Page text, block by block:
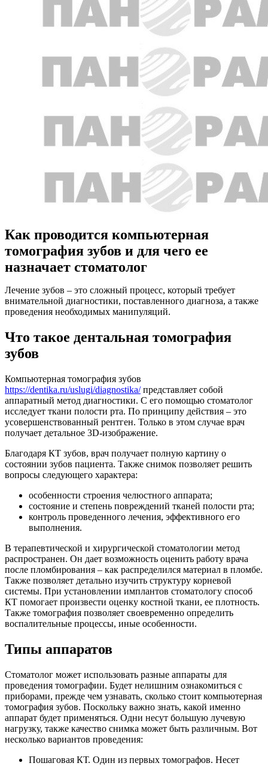
Как проводится компьютерная
томография зубов и для чего ее
назначает стоматолог
Лечение зубов – это сложный процесс, который требует
внимательной диагностики, поставленного диагноза, а также
проведения необходимых манипуляций.
Что такое дентальная томография
зубов
Компьютерная томография зубов
https://dentika.ru/uslugi/diagnostika/представляет собой
аппаратный метод диагностики. С его помощью стоматолог
исследует ткани полости рта. По принципу действия – это
усовершенствованный рентген. Только в этом случае врач
получает детальное 3D-изображение.
Благодаря КТ зубов, врач получает полную картину о
состоянии зубов пациента. Также снимок позволяет решить
вопросы следующего характера:
особенности строения челюстного аппарата;
состояние и степень повреждений тканей полости рта;
контроль проведенного лечения, эффективного его
выполнения.
В терапевтической и хирургической стоматологии метод
распространен. Он дает возможность оценить работу врача
после пломбирования – как распределился материал в пломбе.
Также позволяет детально изучить структуру корневой
системы. При установлении имплантов стоматологу способ
КТ помогает произвести оценку костной ткани, ее плотность.
Также томография позволяет своевременно определить
воспалительные процессы, иные особенности.
Типы аппаратов
Стоматолог может использовать разные аппараты для
проведения томографии. Будет нелишним ознакомиться с
приборами, прежде чем узнавать, сколько стоит компьютерная
томография зубов. Поскольку важно знать, какой именно
аппарат будет применяться. Одни несут большую лучевую
нагрузку, также качество снимка может быть различным. Вот
несколько вариантов проведения:
Пошаговая КТ. Один из первых томографов. Несет